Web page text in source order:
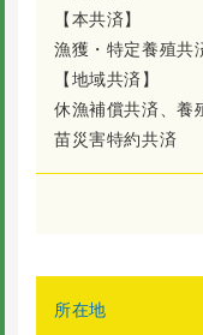
【本共済】
漁獲・特定養殖共
【地域共済】
休漁補償共済、養
苗災害特約共済
所在地